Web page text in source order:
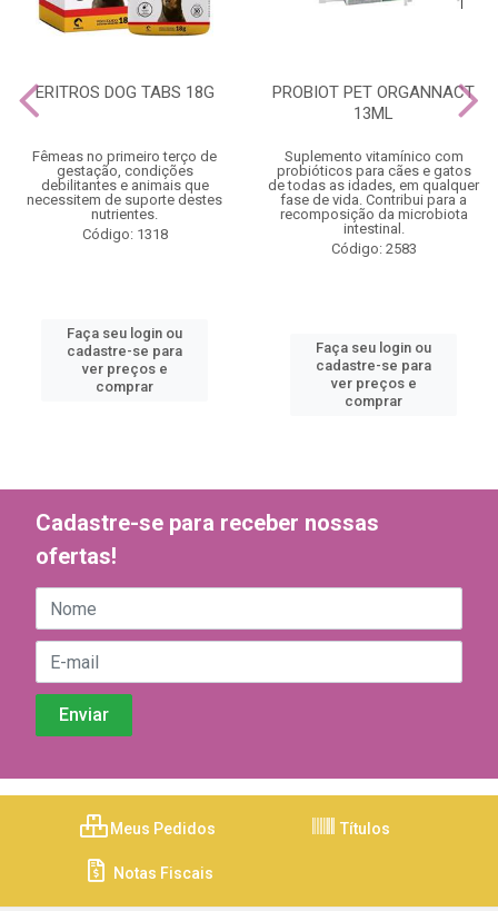
ERITROS DOG TABS 18G
Fêmeas no primeiro terço de
gestação, condições
debilitantes e animais que
necessitem de suporte destes
nutrientes.
Código: 1318
Faça seu login ou
cadastre-se para
ver preços e
comprar
PROBIOT PET ORGANNACT
13ML
Suplemento vitamínico com
probióticos para cães e gatos
de todas as idades, em qualquer
fase de vida. Contribui para a
recomposição da microbiota
intestinal.
Código: 2583
Faça seu login ou
cadastre-se para
ver preços e
comprar
Cadastre-se para receber nossas
ofertas!
Meus Pedidos Títulos
Notas Fiscais